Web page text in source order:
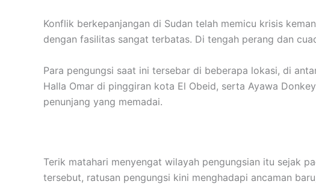
Konflik berkepanjangan di Sudan telah memicu krisis
dengan fasilitas sangat terbatas. Di tengah perang dan
Para pengungsi saat ini tersebar di beberapa lokasi, di
Halla Omar di pinggiran kota El Obeid, serta Ayawa
penunjang yang memadai.
Terik matahari menyengat wilayah pengungsian itu sejak
tersebut, ratusan pengungsi kini menghadapi ancaman